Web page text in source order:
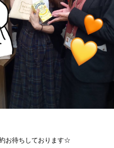
お待ちしております☆